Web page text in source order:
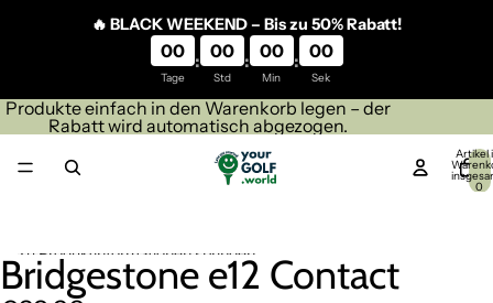
🔥 BLACK WEEKEND – Bis zu 50% Rabatt!
00
Tage
: 00
Std
: 00
Min
: 00
Sek
Produkte einfach in den Warenkorb legen – der
Rabatt wird automatisch abgezogen.
Artikel
0
Zu Produktinformationen springen
Bild
im
Bild
im
Bild
im
Bild
im
Bild
im
Bild
im
Bridgestone e12 Contact